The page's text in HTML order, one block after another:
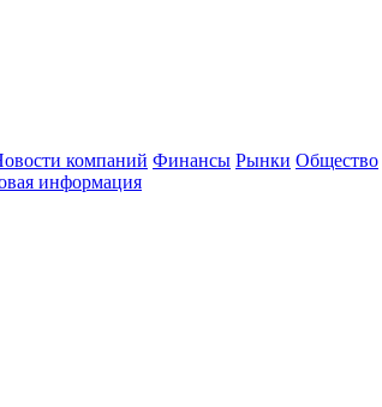
компаний Финансы Рынки Общество
информация